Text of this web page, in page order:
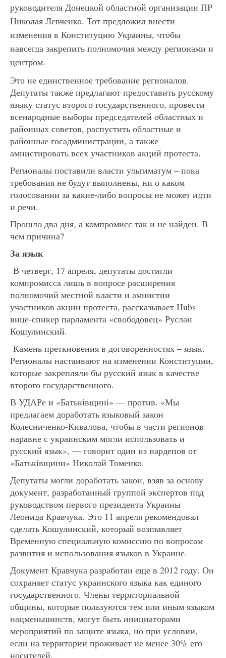
руководителя Донецкой областной организации ПР
Николая Левченко. Тот предложил внести
изменения в Конституцию Украины, чтобы
навсегда закрепить полномочия между регионами и
центром.
Это не единственное требование регионалов.
Депутаты также предлагают предоставить русскому
языку статус второго государственного, провести
всенародные выборы председателей областных и
районных советов, распустить областные и
районные госадминистрации, а также
амнистировать всех участников акций протеста.
Регионалы поставили власти ультиматум – пока
требования не будут выполнены, ни о каком
голосовании за какие-либо вопросы не может идти
и речи.
Прошло два дня, а компромисс так и не найден. В
чем причина?
За язык
В четверг, 17 апреля, депутаты достигли
компромисса лишь в вопросе расширения
полномочий местной власти и амнистии
участников акции протеста, рассказывает Hubs
вице-спикер парламента «свободовец» Руслан
Кошулинский.
Камень преткновения в договоренностях – язык.
Регионалы настаивают на изменении Конституции,
которые закрепляли бы русский язык в качестве
второго государственного.
В УДАРе и «Батьківщині» — против. «Мы
предлагаем доработать языковый закон
Колесниченко-Кивалова, чтобы в части регионов
наравне с украинским могли использовать и
русский язык», — говорит один из нардепов от
«Батьківщини» Николай Томенко.
Депутаты могли доработать закон, взяв за основу
документ, разработанный группой экспертов под
руководством первого президента Украины
Леонида Кравчука. Это 11 апреля рекомендовал
сделать Кошулинский, который возглавляет
Временную специальную комиссию по вопросам
развития и использования языков в Украине.
Документ Кравчука разработан еще в 2012 году. Он
сохраняет статус украинского языка как единого
государственного. Члены территориальной
общины, которые пользуются тем или иным языком
нацменьшинств, могут быть инициаторами
мероприятий по защите языка, но при условии,
если на территории проживает не менее 30% его
носителей.